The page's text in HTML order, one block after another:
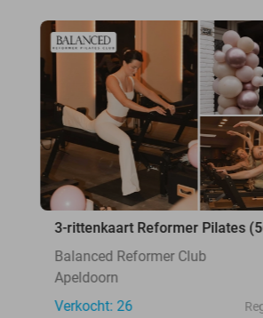
3-rittenkaart Reformer Pilates
Balanced Reformer Club
Apeldoorn
Verkocht: 26